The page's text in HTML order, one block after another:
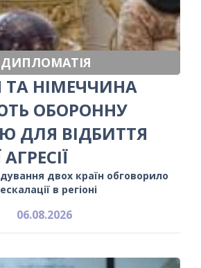
ДИПЛОМАТІЯ
ТА НІМЕЧЧИНА
ОБОРОННУ
ДЛЯ ВІДБИТТЯ
двох країн обговорило
в регіоні
06.08.2026